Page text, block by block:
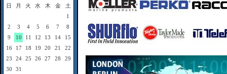
日
月 火 水 木 金
土
1
2
3 4 5 6 7
8
9
10 11 12 13 14
15
16
17 18 19 20 21
22
23
24 25 26 27 28
29
30
31